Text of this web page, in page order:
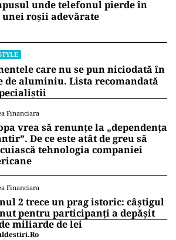
unde telefonul pierde în
roșii adevărate
care nu se pun niciodată în
de aluminiu. Lista recomandată
Financiara
vrea să renunțe la „dependența
De ce este atât de greu să
tehnologia companiei
Financiara
2 trece un prag istoric: câștigul
pentru participanți a depășit
miliarde de lei